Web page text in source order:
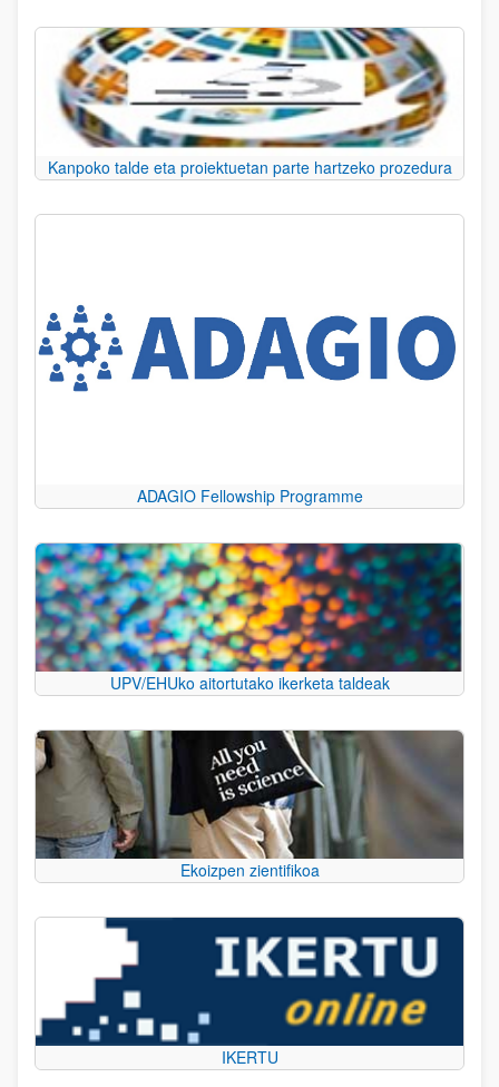
Kanpoko talde eta proiektuetan parte hartzeko prozedura
ADAGIO Fellowship Programme
UPV/EHUko aitortutako ikerketa taldeak
Ekoizpen zientifikoa
IKERTU